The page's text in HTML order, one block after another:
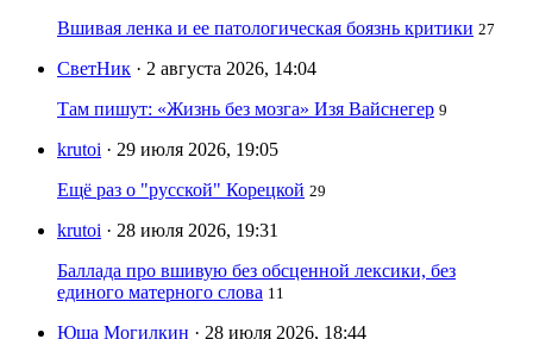
Вшивая ленка и ее патологическая боязнь критики 27
СветНик · 2 августа 2026, 14:04
Там пишут: «Жизнь без мозга» Изя Вайснегер 9
krutoi · 29 июля 2026, 19:05
Ещё раз о "русской" Корецкой 29
krutoi · 28 июля 2026, 19:31
Баллада про вшивую без обсценной лексики, без
единого матерного слова 11
Юша Могилкин · 28 июля 2026, 18:44